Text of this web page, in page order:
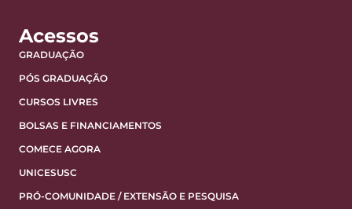
Acessos
GRADUAÇÃO
PÓS GRADUAÇÃO
CURSOS LIVRES
BOLSAS E FINANCIAMENTOS
COMECE AGORA
UNICESUSC
PRÓ-COMUNIDADE / EXTENSÃO E PESQUISA